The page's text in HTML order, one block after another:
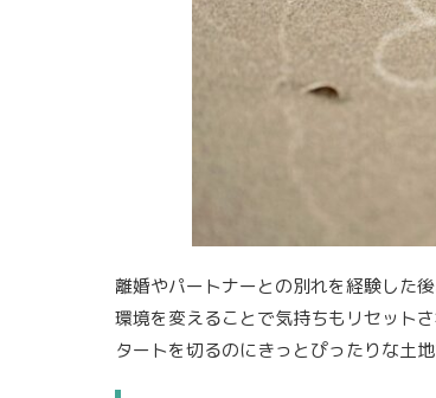
離婚やパートナーとの別れを経験した
環境を変えることで気持ちもリセット
タートを切るのにきっとぴったりな土地